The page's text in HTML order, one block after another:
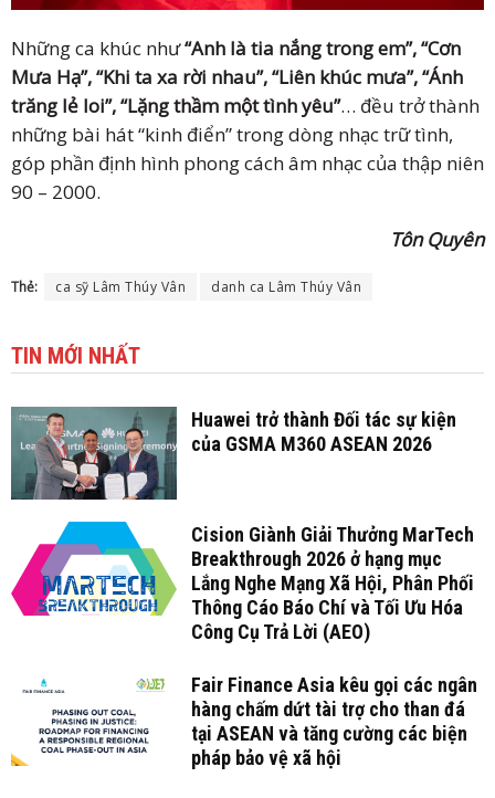
Những ca khúc như“Anh là tia nắng trong em”, “Cơn
Mưa Hạ”, “Khi ta xa rời nhau”, “Liên khúc mưa”, “Ánh
trăng lẻ loi”, “Lặng thầm một tình yêu”… đều trở thành
những bài hát “kinh điển” trong dòng nhạc trữ tình,
góp phần định hình phong cách âm nhạc của thập niên
90 – 2000.
Tôn Quyên
Thẻ: ca sỹ Lâm Thúy Vân danh ca Lâm Thúy Vân
TIN MỚI NHẤT
Huawei trở thành Đối tác sự kiện
của GSMA M360 ASEAN 2026
Cision Giành Giải Thưởng MarTech
Breakthrough 2026 ở hạng mục
Lắng Nghe Mạng Xã Hội, Phân Phối
Thông Cáo Báo Chí và Tối Ưu Hóa
Công Cụ Trả Lời (AEO)
Fair Finance Asia kêu gọi các ngân
hàng chấm dứt tài trợ cho than đá
tại ASEAN và tăng cường các biện
pháp bảo vệ xã hội